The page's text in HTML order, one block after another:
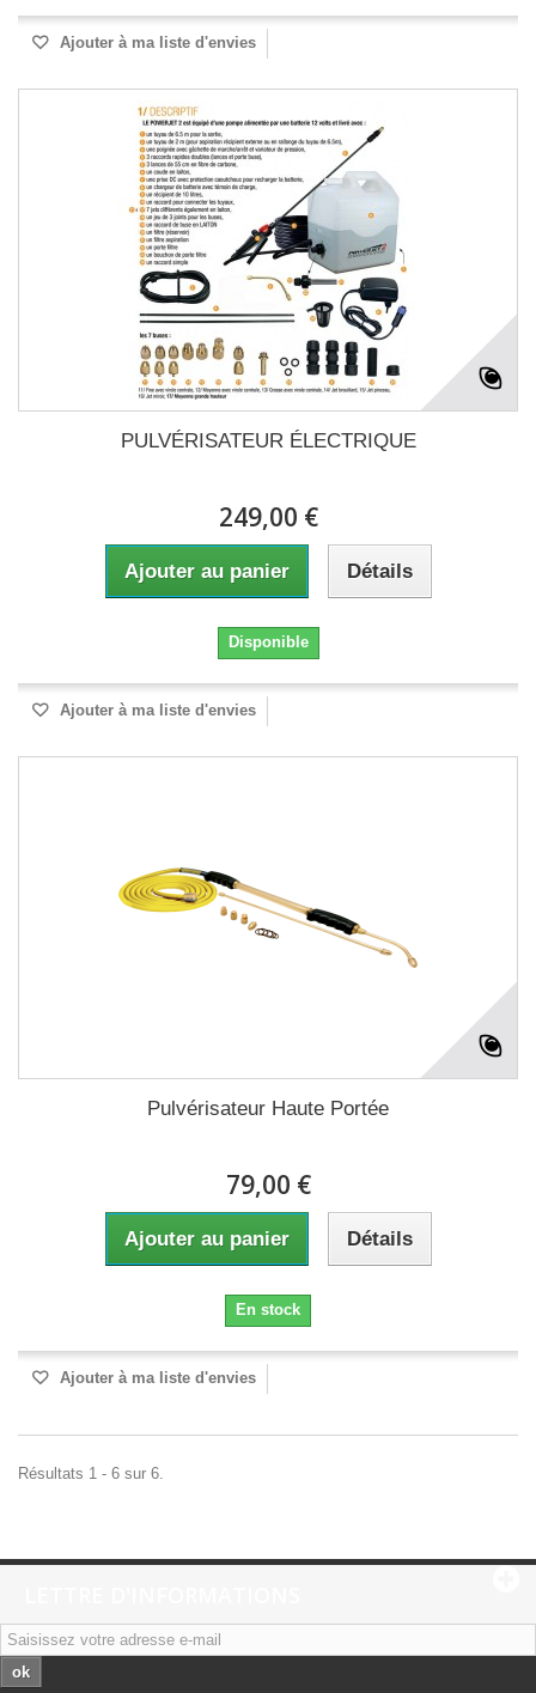
Ajouter à ma liste d'envies
PULVÉRISATEUR ÉLECTRIQUE
249,00 €
Ajouter au panier Détails
Disponible
Ajouter à ma liste d'envies
Pulvérisateur Haute Portée
79,00 €
Ajouter au panier Détails
En stock
Ajouter à ma liste d'envies
Résultats 1 - 6 sur 6.
ok